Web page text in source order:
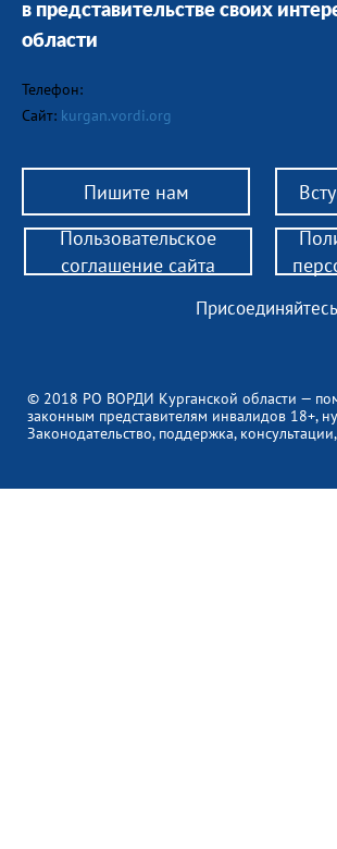
в представительстве своих
области
Телефон:
Сайт: kurgan.vordi.org
Пишите нам
© 2018 РО ВОРДИ Курганской области —
законным представителям инвалидов 18+,
Законодательство, поддержка,
Пользовательское
соглашение сайта